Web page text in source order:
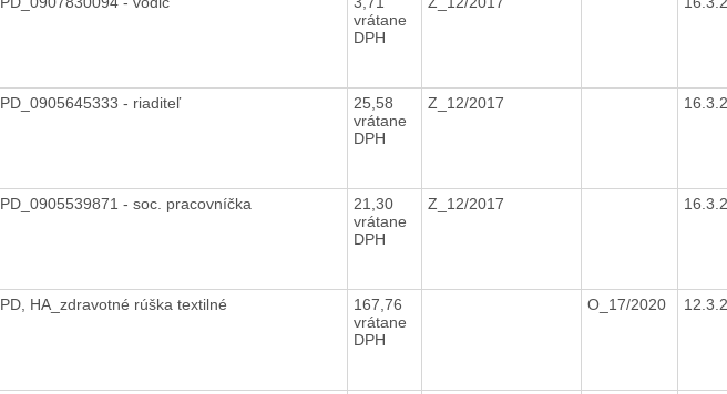
vrátane
DPH
PD_0905645333 - riaditeľ
25,58
vrátane
DPH
Z_12/2017
PD_0905539871 - soc. pracovníčka
21,30
vrátane
DPH
Z_12/2017
PD, HA_zdravotné rúška textilné
167,76
vrátane
DPH
O_17/2020